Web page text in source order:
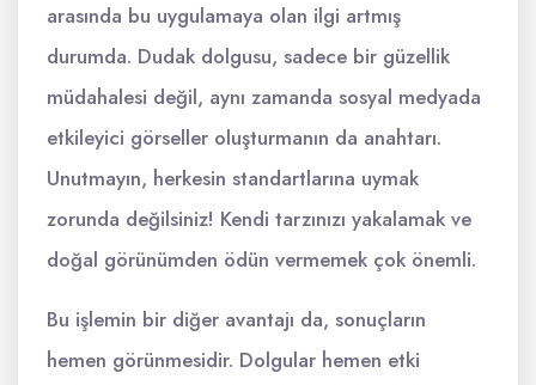
arasında bu uygulamaya olan ilgi artmış
durumda. Dudak dolgusu, sadece bir güzellik
müdahalesi değil, aynı zamanda sosyal medyada
etkileyici görseller oluşturmanın da anahtarı.
Unutmayın, herkesin standartlarına uymak
zorunda değilsiniz! Kendi tarzınızı yakalamak ve
doğal görünümden ödün vermemek çok önemli.
Bu işlemin bir diğer avantajı da, sonuçların
hemen görünmesidir. Dolgular hemen etki